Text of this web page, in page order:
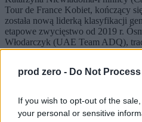
prod zero - Do Not
If you wish to opt-out of the
your personal or sensitive
Tour de France Kobiet, kończący
została nową liderką klasyfikacji
etapowe zwycięstwo od 2019 r.
Włodarczyk (UAE Team ADQ),
Wczoraj 19:27
3 min